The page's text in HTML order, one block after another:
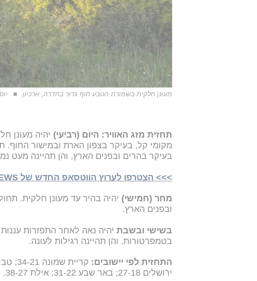
מעונן חלקית בשמורת הטבע חוף גדור בחדרה, ארכיון
תחזית מזג האוויר: היום (רביעי) יהיה מעונן
מקומי קל, בעיקר בצפון הארת ובמישור החוף.
בעיקר בהרים ובפנים הארץ, והן תהיינה מעט
>>> הצטרפו לערוץ הווטסאפ החדש של i24NEWS <<<
מחר (חמישי) יהיה בהיר עד מעונן חלקית.
ובפנים הארץ.
בשישי ובשבת יהיה נאה לאחר התפזרות
בטמפרטורות, והן תהיינה רגילות לעונה.
התחזית לפי יישובים:
ירושלים 27-18; באר שבע 31-22; אילת 38-27.